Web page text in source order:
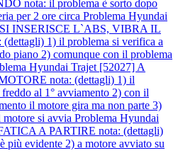
nota: il problema è sorto dopo
per 2 ore circa Problema Hyundai
INSERISCE L`ABS, VIBRA IL
1) il problema si verifica a
piano 2) comunque con il problema
Hyundai Trajet [52027] A
nota: (dettagli) 1) il
al 1° avviamento 2) con il
il motore gira ma non parte 3)
motore si avvia Problema Hyundai
A PARTIRE nota: (dettagli)
più evidente 2) a motore avviato su